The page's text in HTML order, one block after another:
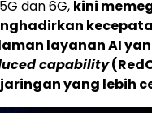
dan 6G, kini
layanan AI
capability
yang lebih